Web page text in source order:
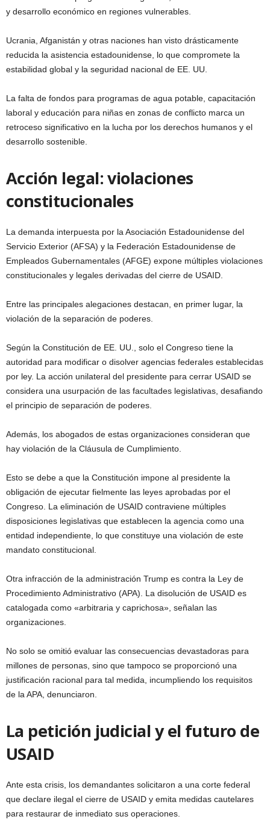
y desarrollo económico en regiones vulnerables.
Ucrania, Afganistán y otras naciones han visto drásticamente
reducida la asistencia estadounidense, lo que compromete la
estabilidad global y la seguridad nacional de EE. UU.
La falta de fondos para programas de agua potable, capacitación
laboral y educación para niñas en zonas de conflicto marca un
retroceso significativo en la lucha por los derechos humanos y el
desarrollo sostenible.
Acción legal: violaciones
constitucionales
La demanda interpuesta por la Asociación Estadounidense del
Servicio Exterior (AFSA) y la Federación Estadounidense de
Empleados Gubernamentales (AFGE) expone múltiples violaciones
constitucionales y legales derivadas del cierre de USAID.
Entre las principales alegaciones destacan, en primer lugar, la
violación de la separación de poderes.
Según la Constitución de EE. UU., solo el Congreso tiene la
autoridad para modificar o disolver agencias federales establecidas
por ley. La acción unilateral del presidente para cerrar USAID se
considera una usurpación de las facultades legislativas, desafiando
el principio de separación de poderes.
Además, los abogados de estas organizaciones consideran que
hay violación de la Cláusula de Cumplimiento.
Esto se debe a que la Constitución impone al presidente la
obligación de ejecutar fielmente las leyes aprobadas por el
Congreso. La eliminación de USAID contraviene múltiples
disposiciones legislativas que establecen la agencia como una
entidad independiente, lo que constituye una violación de este
mandato constitucional.
Otra infracción de la administración Trump es contra la Ley de
Procedimiento Administrativo (APA). La disolución de USAID es
catalogada como «arbitraria y caprichosa», señalan las
organizaciones.
No solo se omitió evaluar las consecuencias devastadoras para
millones de personas, sino que tampoco se proporcionó una
justificación racional para tal medida, incumpliendo los requisitos
de la APA, denunciaron.
La petición judicial y el futuro de
USAID
Ante esta crisis, los demandantes solicitaron a una corte federal
que declare ilegal el cierre de USAID y emita medidas cautelares
para restaurar de inmediato sus operaciones.